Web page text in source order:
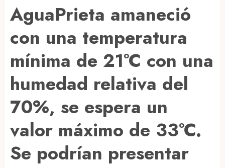
AguaPrieta amaneció
con una temperatura
mínima de 21°C con una
humedad relativa del
70%, se espera un
valor máximo de 33°C.
Se podrían presentar